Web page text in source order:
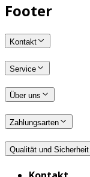
Footer
Kontakt
Service
Über uns
Zahlungsarten
Qualität und Sicherheit